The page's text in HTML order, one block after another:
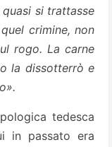
si trattasse
crimine, non
rogo. La carne
la dissotterrò e
tedesca
in passato era